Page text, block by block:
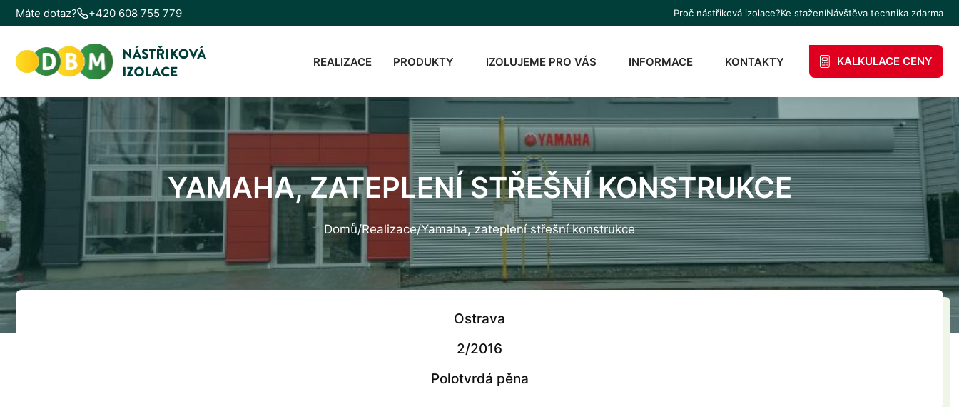
Máte dotaz? +420 608 755 779 Proč nástřiková izolace?Ke staženíNávštěva technika zdarma
REALIZACE PRODUKTY IZOLUJEME PRO VÁS INFORMACE KONTAKTY KALKULACE CENY
YAMAHA, ZATEPLENÍ STŘEŠNÍ KONSTRUKCE
Domů/Realizace/Yamaha, zateplení střešní konstrukce
Ostrava
2/2016
Polotvrdá pěna